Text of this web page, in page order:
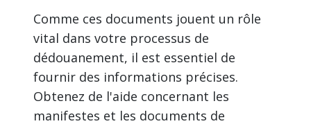
Comme ces documents jouent un rôle
vital dans votre processus de
dédouanement, il est essentiel de
fournir des informations précises.
Obtenez de l'aide concernant les
manifestes et les documents de